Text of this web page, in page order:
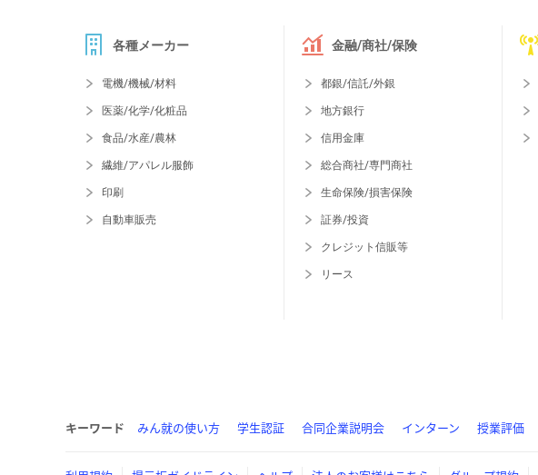
各種メーカー
電機/機械/材料
医薬/化学/化粧品
食品/水産/農林
繊維/アパレル服飾
印刷
自動車販売
金融/商社/保険
都銀/信託/外銀
地方銀行
信用金庫
総合商社/専門商社
生命保険/損害保険
証券/投資
クレジット信販等
リース
キーワード みん就の使い方 学生認証 合同企業説明会 インターン 授業評価